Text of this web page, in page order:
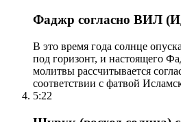
Фаджр согласно ВИЛ
В это время года солнце
под горизонт, и настоящего
молитвы рассчитывается
соответствии с фатвой
5:22